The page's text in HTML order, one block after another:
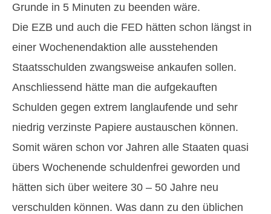
Grunde in 5 Minuten zu beenden wäre.
Die EZB und auch die FED hätten schon längst in
einer Wochenendaktion alle ausstehenden
Staatsschulden zwangsweise ankaufen sollen.
Anschliessend hätte man die aufgekauften
Schulden gegen extrem langlaufende und sehr
niedrig verzinste Papiere austauschen können.
Somit wären schon vor Jahren alle Staaten quasi
übers Wochenende schuldenfrei geworden und
hätten sich über weitere 30 – 50 Jahre neu
verschulden können. Was dann zu den üblichen